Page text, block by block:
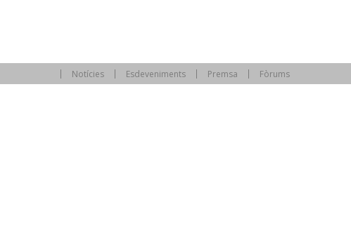
Notícies Esdeveniments Premsa Fòrums